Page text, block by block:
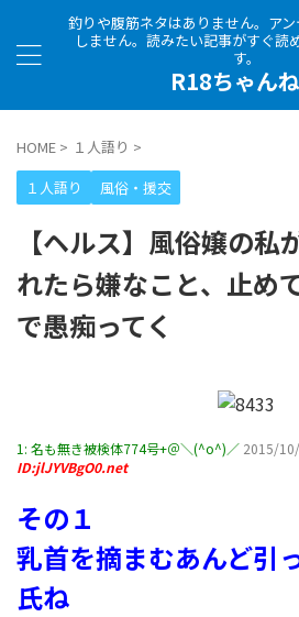
釣りや腹筋ネタはありません。ア
しません。読みたい記事がすぐ読
す。
R18ちゃん
HOME > １人語り >
１人語り
風俗・援交
【ヘルス】風俗嬢の私
れたら嫌なこと、止め
で愚痴ってく
1: 名も無き被検体774号+＠＼(^o^)／ 2015/
ID:jlJYVBgO0.net
その１
乳首を摘まむあんど引
氏ね